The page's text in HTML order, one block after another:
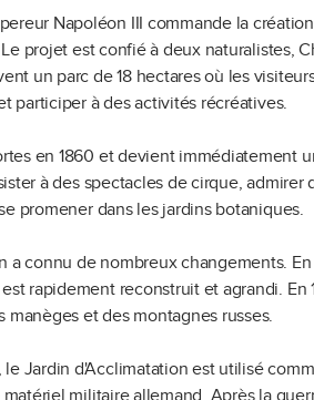
Napoléon III commande la
projet est confié à deux naturalistes,
un parc de 18 hectares où les
participer à des activités récréatives.
en 1860 et devient immédiatement
à des spectacles de cirque, admirer
promener dans les jardins botaniques.
connu de nombreux changements. En
rapidement reconstruit et agrandi. En
et des montagnes russes.
le Jardin d'Acclimatation est utilisé
militaire allemand. Après la